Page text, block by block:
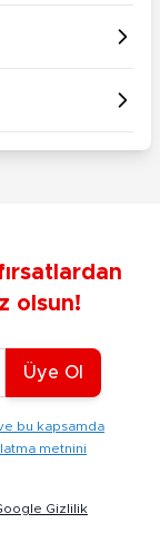
olsun!
Üye Ol
bu kapsamda
metnini
Gizlilik